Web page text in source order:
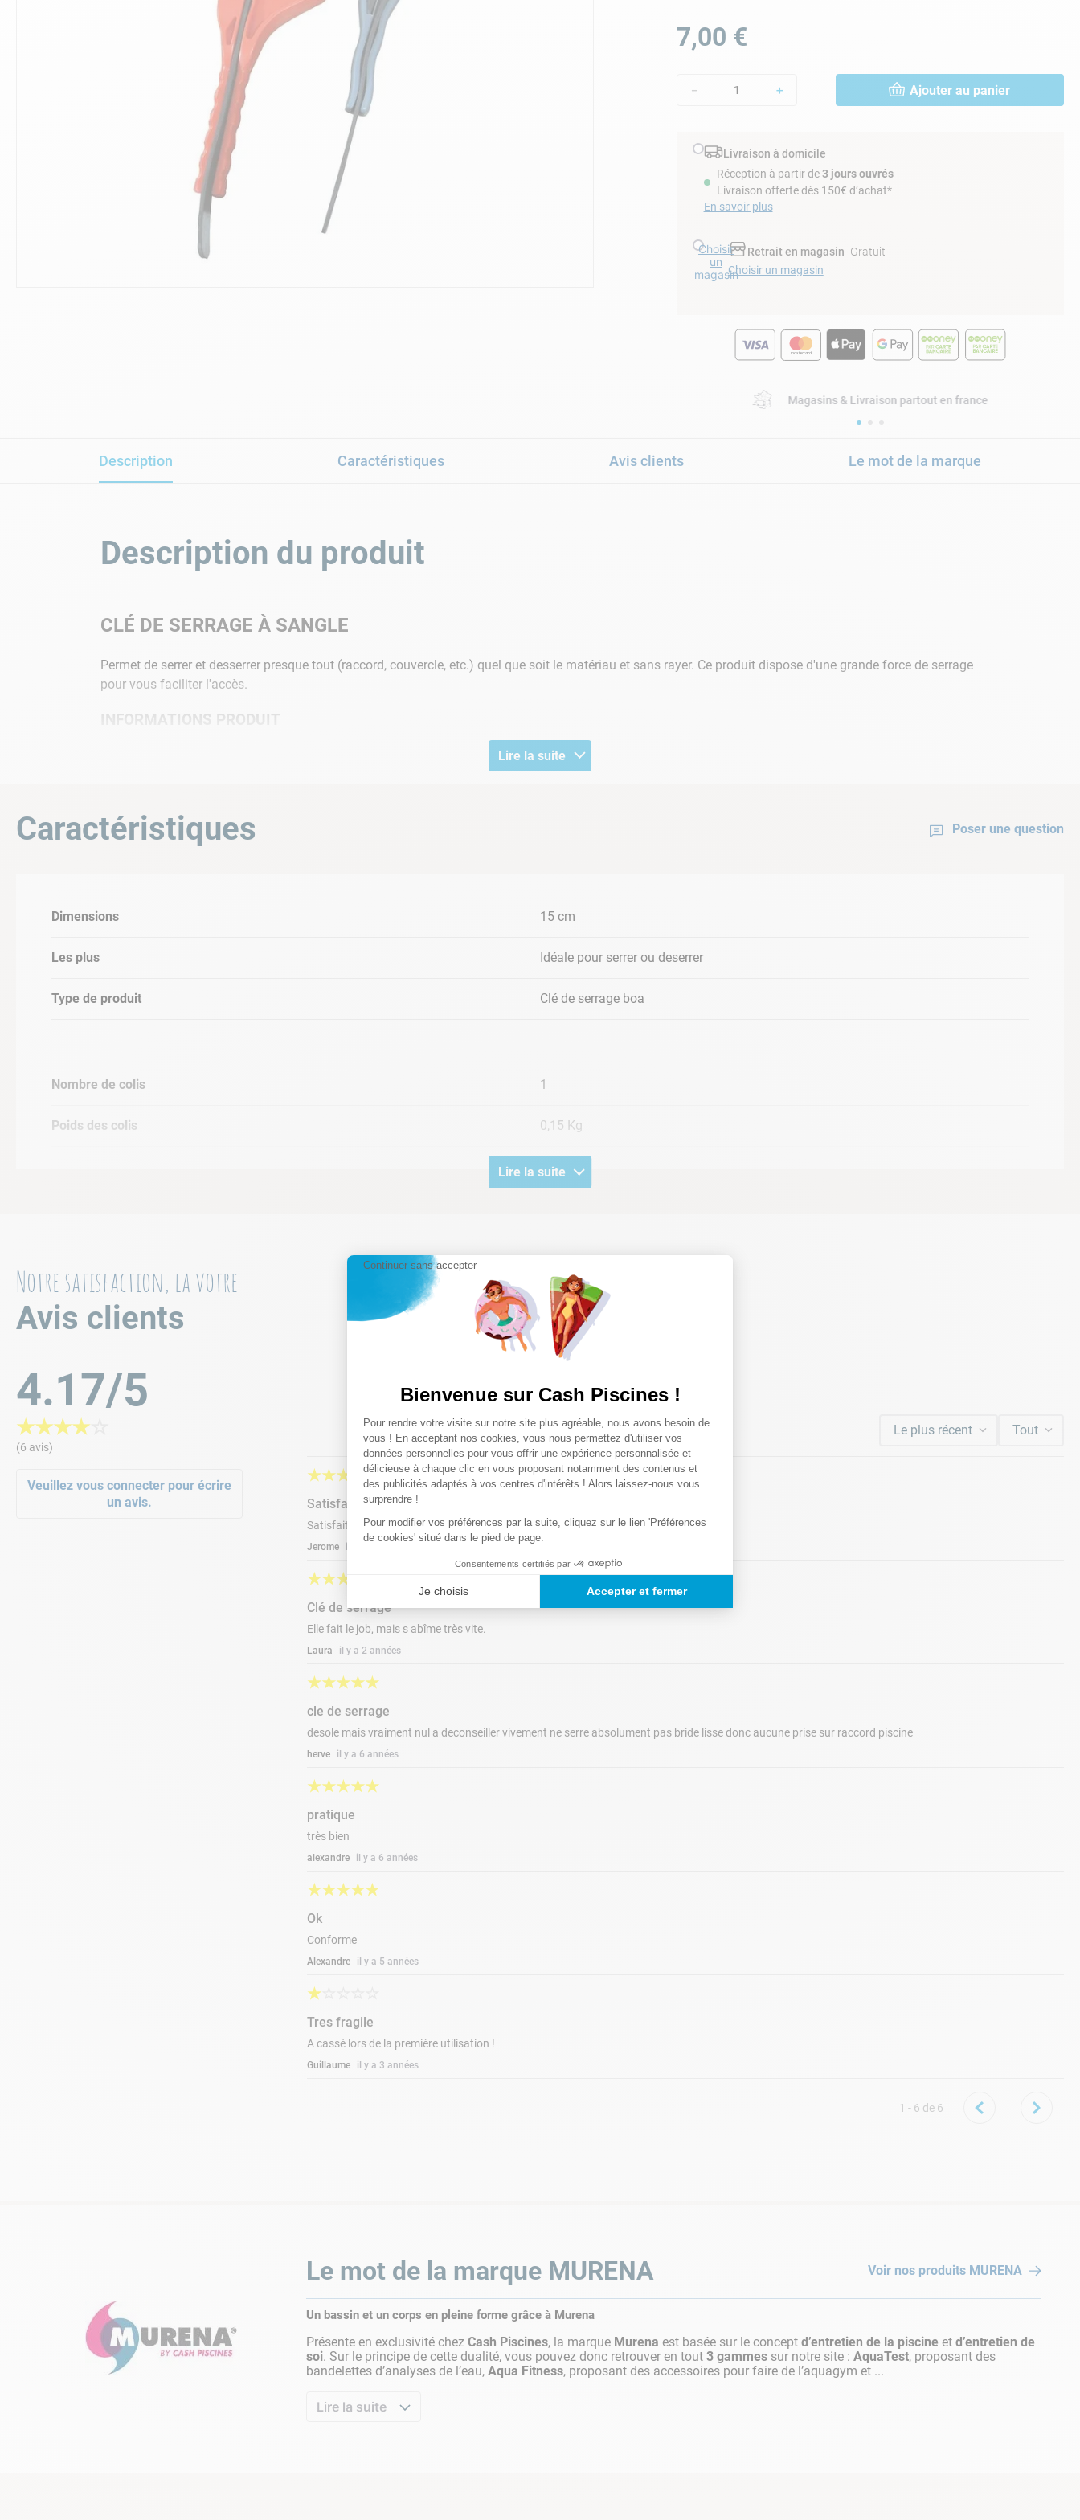
7,00 €
＋
－ Ajouter au panier
Livraison à domicile
Réception à partir de3 jours ouvrés
Livraison offerte dès 150€ d’achat*
En savoir plus
Choisir
un
magasin
Retrait en magasin- Gratuit
Choisir un magasin
Magasins & Livraison partout en france
Description Caractéristiques Avis clients Le mot de la marque
Description du produit
CLÉ DE SERRAGE À SANGLE
Permet de serrer et desserrer presque tout (raccord, couvercle, etc.) quel que soit le matériau et sans rayer. Ce produit dispose d'une grande force de serrage
pour vous faciliter l'accès.
INFORMATIONS PRODUIT
Lire la suite
Caractéristiques Poser une question
Lire la suite
Dimensions 15 cm
Les plus Idéale pour serrer ou deserrer
Type de produit Clé de serrage boa
Nombre de colis 1
Poids des colis 0,15 Kg
Notre satisfaction, la votre
Avis clients
★★★★
4.17/5
(6 avis)
Veuillez vous connecter pour écrire
un avis.
Le plus récent Tout
★★★ ★★
Satisfait
il y a 6 années
Jerome
Satisfait du produit ras
★★★
Clé de serrage
il y a 2 années
Laura
Elle fait le job, mais s abîme très vite.
★★★★★
cle de serrage
il y a 6 années
herve
desole mais vraiment nul a deconseiller vivement ne serre absolument pas bride lisse donc aucune prise sur raccord piscine
★★★★★
pratique
il y a 6 années
alexandre
très bien
★★★★★
Ok
il y a 5 années
Alexandre
Conforme
★
Tres fragile
il y a 3 années
Guillaume
A cassé lors de la première utilisation !
1 - 6 de 6
Le mot de la marque MURENA Voir nos produits MURENA
Un bassin et un corps en pleine forme grâce à Murena
Présente en exclusivité chez Cash Piscines, la marque Murena est basée sur le concept d’entretien de la piscine et d’entretien de
soi. Sur le principe de cette dualité, vous pouvez donc retrouver en tout 3 gammes sur notre site : AquaTest, proposant des
bandelettes d’analyses de l’eau, Aqua Fitness, proposant des accessoires pour faire de l’aquagym et ...
Lire la suite
chlore choc
Continuer sans accepter
Bienvenue sur Cash Piscines !
Plateforme de Gestion du Consentement : Personnalisez vos Options
Pour rendre votre visite sur notre site plus agréable, nous avons besoin de
vous ! En acceptant nos cookies, vous nous permettez d'utiliser vos
données personnelles pour vous offrir une expérience personnalisée et
délicieuse à chaque clic en vous proposant notamment des contenus et
des publicités adaptés à vos centres d'intérêts ! Alors laissez-nous vous
surprendre !
Pour modifier vos préférences par la suite, cliquez sur le lien 'Préférences
de cookies' situé dans le pied de page.
Consentements certifiés par
Je choisis Accepter et fermer
Axeptio consent